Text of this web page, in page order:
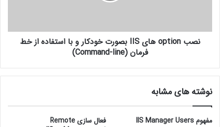
نصب option های IIS بصورت خودکار و با استفاده از خط
فرمان (Command-line)
نوشته های مشابه
مفهوم IIS Manager Users
فعال سازی Remote